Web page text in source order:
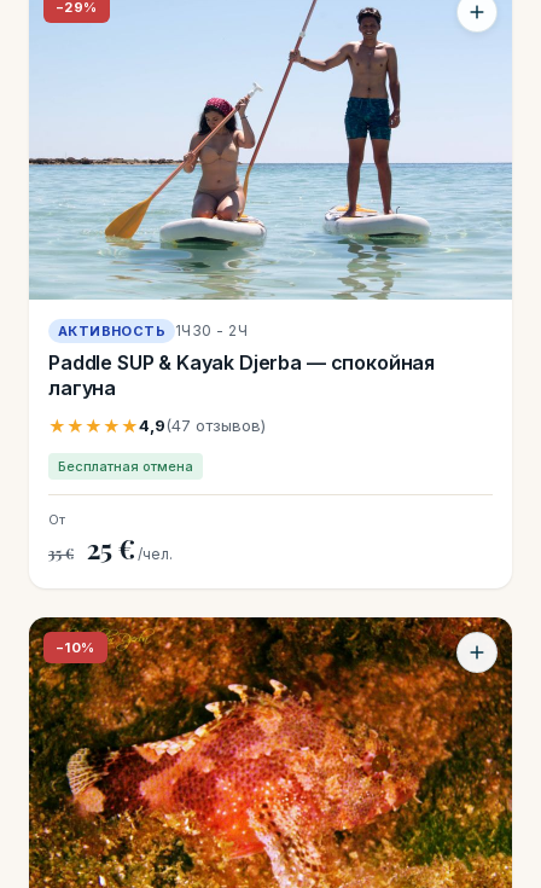
−29%
АКТИВНОСТЬ 1Ч30 - 2Ч
Paddle SUP & Kayak Djerba — спокойная
лагуна
★★★★★4,9(47 отзывов)
Бесплатная отмена
От
35 € 25 € /чел.
−10%